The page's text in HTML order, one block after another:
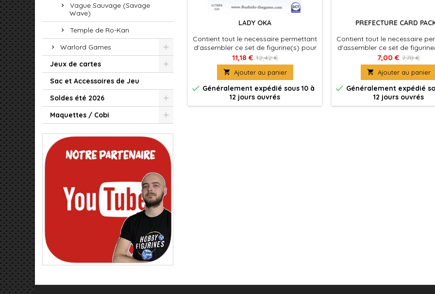
Vague Sauvage (Savage
Wave)
Temple de Ro-Kan
Warlord Games
Jeux de cartes
Sac et Accessoires de Jeu
Soldes été 2026
Maquettes / Cobi
LADY OKA
Contient tout le necessaire permettant
d'assembler ce set de figurine(s) pour
le jeu Bushido, produit fournies avec
leurs socles en plastique. Figurine(s) à
peindre et à assembler
11,18 € 12,42 €
 Ajouter au panier
 Généralement expédié sous 10 à
12 jours ouvrés
PREFECTURE CARD
Contient tout le necessaire
d'assembler ce set de
le jeu Bushido, produit
leurs socles en plastique.
peindre et à assembler
7,00 € 7,78 €
 Ajouter au panier
 Généralement expédié
12 jours ouvrés